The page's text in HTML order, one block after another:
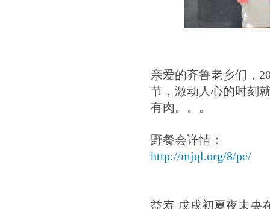
亲爱的齐鲁老乡们，
节，激动人心的时刻
有肉。。。
野餐会详情：
http://mjql.org/8/pc/
益寿 戊戌初夏夜未央